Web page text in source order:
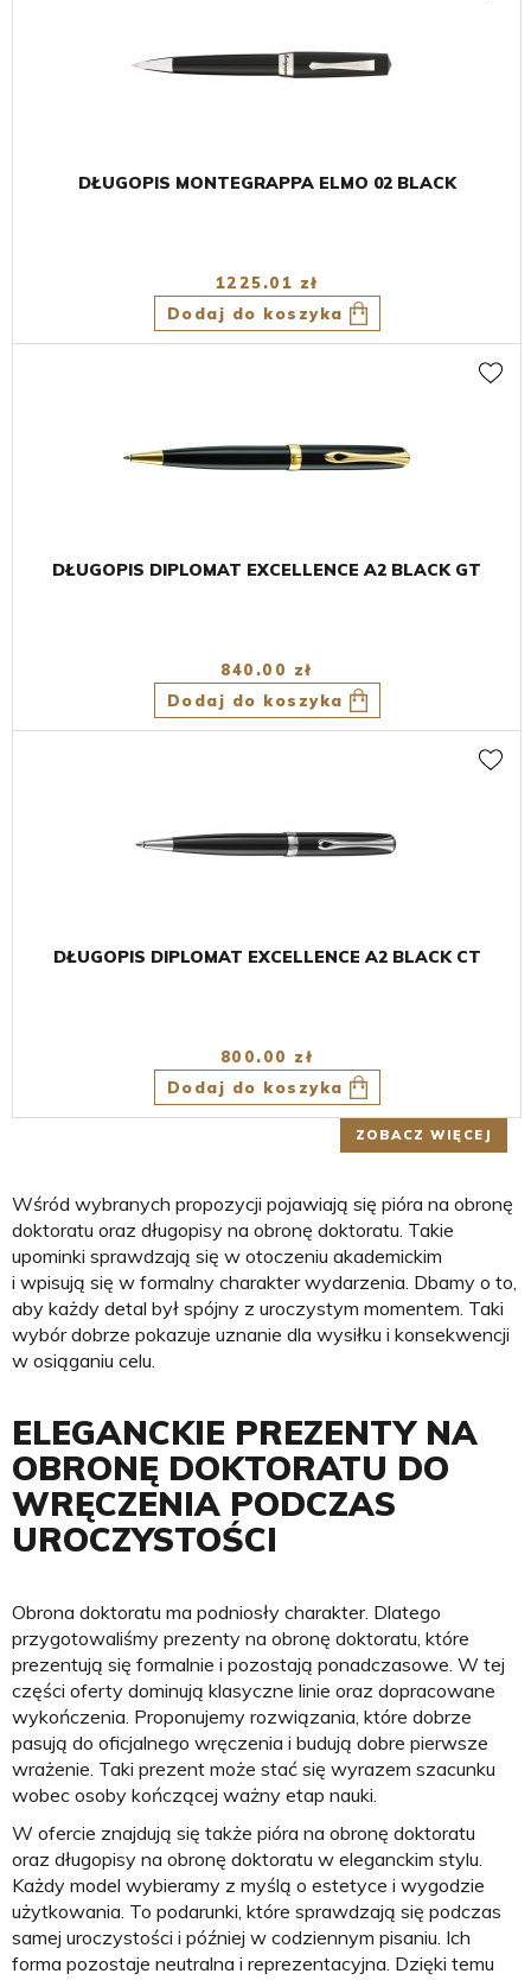
DŁUGOPIS MONTEGRAPPA ELMO 02 BLACK
1225.01 zł
Dodaj do koszyka
DŁUGOPIS DIPLOMAT EXCELLENCE A2 BLACK GT
840.00 zł
Dodaj do koszyka
DŁUGOPIS DIPLOMAT EXCELLENCE A2 BLACK CT
800.00 zł
Dodaj do koszyka
ZOBACZ WIĘCEJ
Wśród wybranych propozycji pojawiają się pióra na obronę
doktoratu oraz długopisy na obronę doktoratu. Takie
upominki sprawdzają się w otoczeniu akademickim
i wpisują się w formalny charakter wydarzenia. Dbamy o to,
aby każdy detal był spójny z uroczystym momentem. Taki
wybór dobrze pokazuje uznanie dla wysiłku i konsekwencji
w osiąganiu celu.
ELEGANCKIE PREZENTY NA
OBRONĘ DOKTORATU DO
WRĘCZENIA PODCZAS
UROCZYSTOŚCI
Obrona doktoratu ma podniosły charakter. Dlatego
przygotowaliśmy prezenty na obronę doktoratu, które
prezentują się formalnie i pozostają ponadczasowe. W tej
części oferty dominują klasyczne linie oraz dopracowane
wykończenia. Proponujemy rozwiązania, które dobrze
pasują do oficjalnego wręczenia i budują dobre pierwsze
wrażenie. Taki prezent może stać się wyrazem szacunku
wobec osoby kończącej ważny etap nauki.
W ofercie znajdują się także pióra na obronę doktoratu
oraz długopisy na obronę doktoratu w eleganckim stylu.
Każdy model wybieramy z myślą o estetyce i wygodzie
użytkowania. To podarunki, które sprawdzają się podczas
samej uroczystości i później w codziennym pisaniu. Ich
forma pozostaje neutralna i reprezentacyjna. Dzięki temu